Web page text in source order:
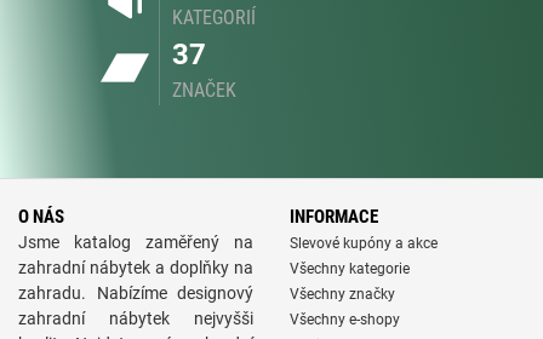
KATEGORIÍ
37
ZNAČEK
O NÁS
Jsme katalog zaměřený na
zahradní nábytek a doplňky na
zahradu. Nabízíme designový
zahradní nábytek nejvyšši
INFORMACE
Slevové kupóny a akce
Všechny kategorie
Všechny značky
Všechny e-shopy